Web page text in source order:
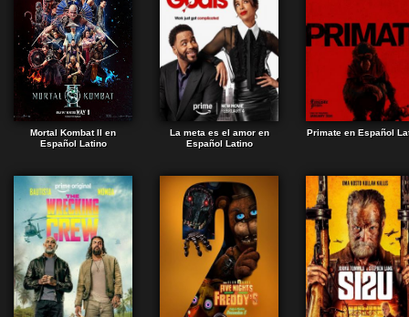
Mortal Kombat II en
Español Latino
La meta es el amor en
Español Latino
Primate en Español